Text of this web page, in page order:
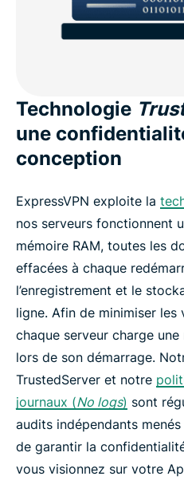
Technologie
une
conception
ExpressVPN exploite la
nos serveurs fonctionnent
mémoire RAM, toutes les
effacées à chaque
l’enregistrement et le
ligne. Afin de minimiser
chaque serveur charge
lors de son démarrage.
TrustedServer et notre
journaux (No logs) sont
audits indépendants
de garantir la
vous visionnez sur votre